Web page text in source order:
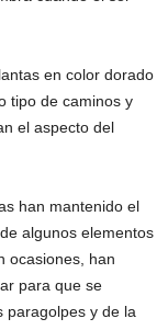
en color dorado
tipo de caminos y
el aspecto del
han mantenido el
algunos elementos
ocasiones, han
para que se
paragolpes y de la